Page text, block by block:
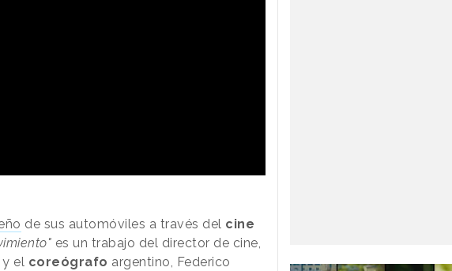
de sus automóviles a través del cine
es un trabajo del director de cine,
y el coreógrafo argentino, Federico